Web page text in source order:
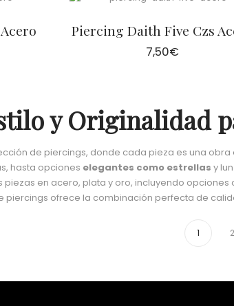
Piercing Daith Five Czs
7,50€
y Originalidad
de piercings, donde cada pieza es una
hasta opciones elegantes como estrellas y
piezas en acero, plata y oro, incluyendo
piercings ofrece la combinación perfecta de
1 2